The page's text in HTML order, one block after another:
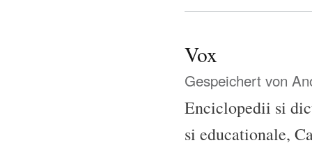
Vox
Gespeichert von
Enciclopedii si
si educationale,